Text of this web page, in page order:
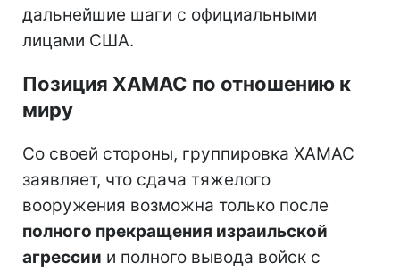
дальнейшие шаги с официальными
лицами США.
Позиция ХАМАС по отношению к
миру
Со своей стороны, группировка ХАМАС
заявляет, что сдача тяжелого
вооружения возможна только после
полного прекращения израильской
агрессии и полного вывода войск с